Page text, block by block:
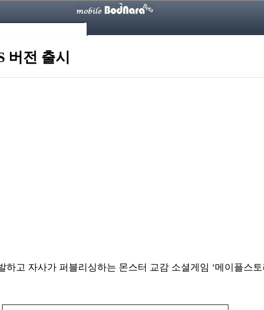
버전 출시
고 자사가 퍼블리싱하는 몬스터 교감 소셜게임 ‘메이플스